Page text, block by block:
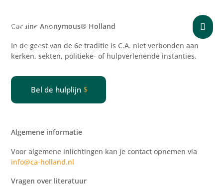

Cocaine Anonymous® Holland
In de geest van de 6e traditie is C.A. niet verbonden aan
kerken, sekten, politieke- of hulpverlenende instanties.
Bel de hulplijn
Algemene informatie
Voor algemene inlichtingen kan je contact opnemen via
info@ca-holland.nl
Vragen over literatuur